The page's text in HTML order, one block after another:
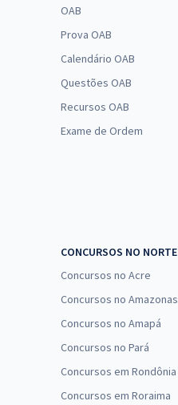
OAB
Prova OAB
Calendário OAB
Questões OAB
Recursos OAB
Exame de Ordem
CONCURSOS NO NORTE
Concursos no Acre
Concursos no Amazonas
Concursos no Amapá
Concursos no Pará
Concursos em Rondônia
Concursos em Roraima